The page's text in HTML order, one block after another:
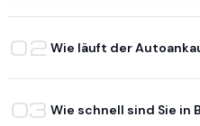
Gemeinden in
Die Abholung
in Bayern Sie sich
02 Wie läuft der
Schritten erledigt:
03 Wie schnell sind Sie in